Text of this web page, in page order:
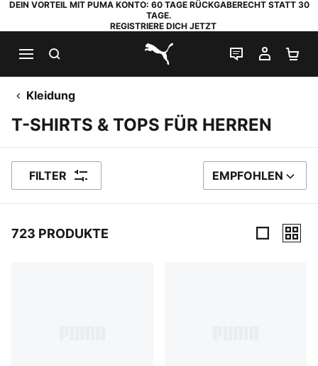
DEIN VORTEIL MIT PUMA KONTO: 60 TAGE RÜCKGABERECHT STATT 30
TAGE.
REGISTRIERE DICH JETZT
PUMA.com
LIVE-CHAT
MEIN
Kleidung
T-SHIRTS & TOPS FÜR HERREN
FILTER SORTIEREN NACH
EMPFOHLEN
723 PRODUKTE